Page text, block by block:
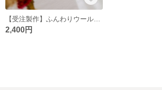
2,400円